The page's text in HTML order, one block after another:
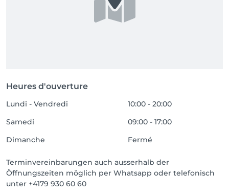
Heures d'ouverture
Lundi - Vendredi
10:00 - 20:00
Samedi
09:00 - 17:00
Dimanche
Fermé
Terminvereinbarungen auch ausserhalb der
Öffnungszeiten möglich per Whatsapp oder telefonisch
unter +4179 930 60 60